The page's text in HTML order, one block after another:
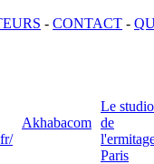
- CONTACT -
Akhabacom
Le studio
de
Paris